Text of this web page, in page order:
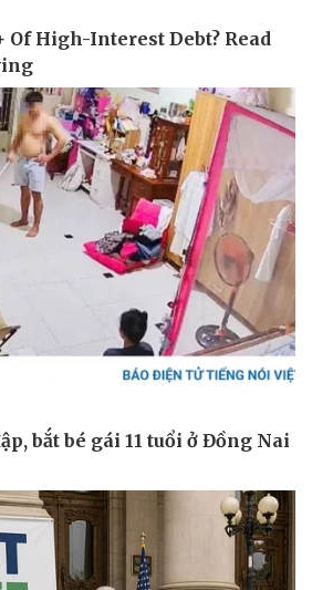
Đời sống
Nhà đẹp
Blog
Tình yêu - Gia đình